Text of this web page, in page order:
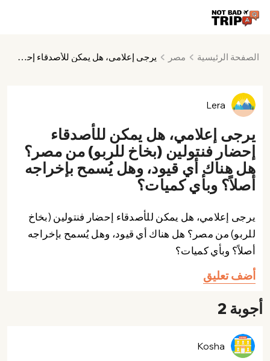
الصفحة الرئيسية مصر يرجى إعلامي، هل يمكن للأصدقاء إحضار فنتولين (بخاخ للربو) من مصر؟ هل هناك أي قيود، وهل يُسمح بإخراجه أصلاً؟ وبأي كميات؟
Lera
يرجى إعلامي، هل يمكن للأصدقاء
إحضار فنتولين (بخاخ للربو) من مصر؟
هل هناك أي قيود، وهل يُسمح بإخراجه
أصلاً؟ وبأي كميات؟
يرجى إعلامي، هل يمكن للأصدقاء إحضار فنتولين (بخاخ
للربو) من مصر؟ هل هناك أي قيود، وهل يُسمح بإخراجه
أصلاً؟ وبأي كميات؟
أضف تعليق
أجوبة 2
Kosha